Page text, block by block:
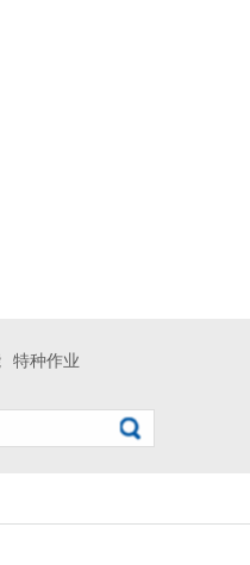
特种作业